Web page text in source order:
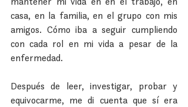
casa, en la familia, en el grupo con mis
amigos. Cómo iba a seguir cumpliendo
con cada rol en mi vida a pesar de la
enfermedad.
Después de leer, investigar, probar y
equivocarme, me di cuenta que sí era